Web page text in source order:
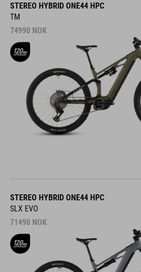
STEREO HYBRID ONE44 HPC
TM
74990 NOK
STEREO HYBRID ONE44 HPC
SLX EVO
71490 NOK